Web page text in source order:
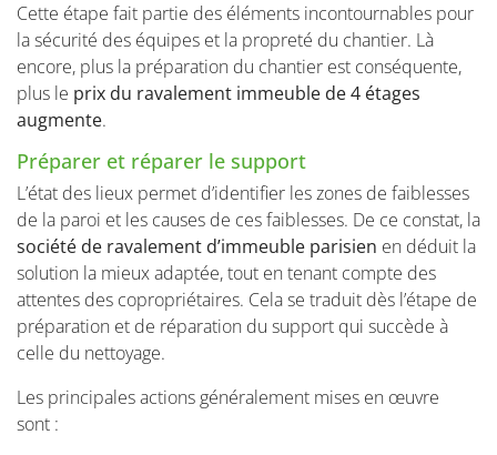
Cette étape fait partie des éléments incontournables pour
la sécurité des équipes et la propreté du chantier. Là
encore, plus la préparation du chantier est conséquente,
plus le prix du ravalement immeuble de 4 étages
augmente.
Préparer et réparer le support
L’état des lieux permet d’identifier les zones de faiblesses
de la paroi et les causes de ces faiblesses. De ce constat, la
société de ravalement d’immeuble parisien en déduit la
solution la mieux adaptée, tout en tenant compte des
attentes des copropriétaires. Cela se traduit dès l’étape de
préparation et de réparation du support qui succède à
celle du nettoyage.
Les principales actions généralement mises en œuvre
sont :